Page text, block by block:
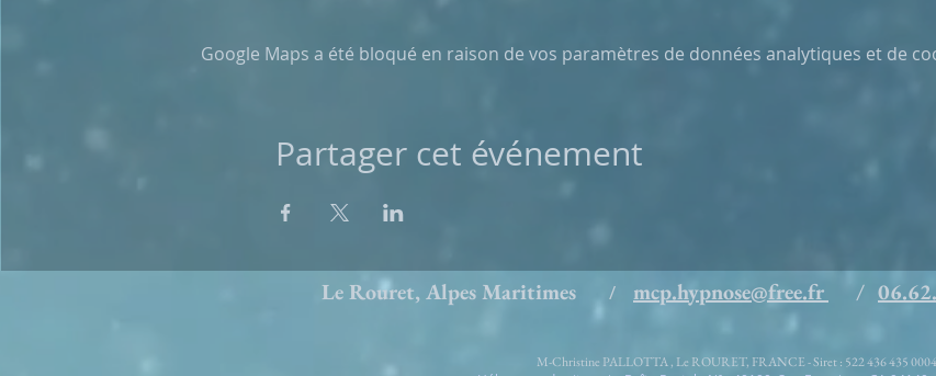
Google Maps a été bloqué en raison de vos paramètres de données analytiques et de
Partager cet événement
Le Rouret, Alpes Maritimes / mcp.hypnose@free.fr /
M-Christine PALLOTTA , Le ROURET, FRANCE - Siret : 522 436 435